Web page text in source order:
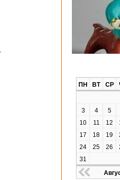
ПН ВТ СР
3
4 5
10
11 12
17
18 19
24
25 26
31